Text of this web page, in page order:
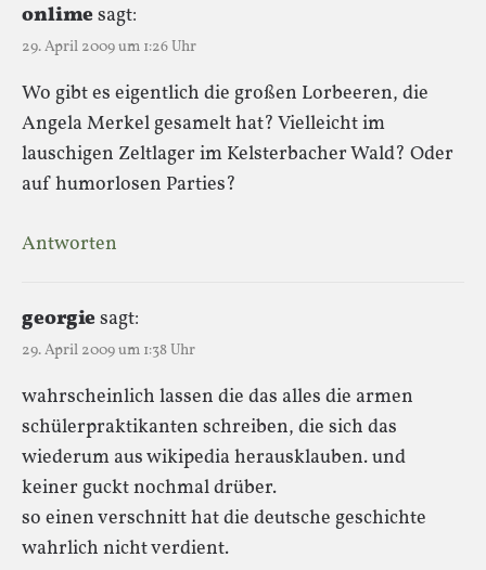
onlimesagt:
29. April 2009 um 1:26 Uhr
Wo gibt es eigentlich die großen Lorbeeren, die
Angela Merkel gesamelt hat? Vielleicht im
lauschigen Zeltlager im Kelsterbacher Wald? Oder
auf humorlosen Parties?
Antworten
georgiesagt:
29. April 2009 um 1:38 Uhr
wahrscheinlich lassen die das alles die armen
schülerpraktikanten schreiben, die sich das
wiederum aus wikipedia herausklauben. und
keiner guckt nochmal drüber.
so einen verschnitt hat die deutsche geschichte
wahrlich nicht verdient.